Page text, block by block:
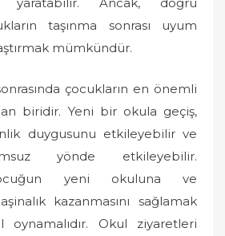
Ancak, doğru
taşınma sonrası uyum
mümkündür.
çocukların en önemli
biridir. Yeni bir okula geçiş,
duygusunu etkileyebilir ve
yönde etkileyebilir.
yeni okuluna ve
kazanmasını sağlamak
Okul ziyaretleri